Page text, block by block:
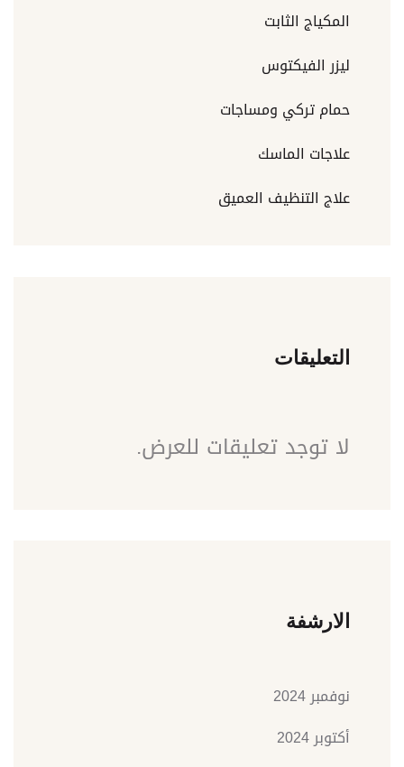
المكياج الثابت
ليزر الفيكتوس
حمام تركي ومساجات
علاجات الماسك
علاج التنظيف العميق
التعليقات
لا توجد تعليقات للعرض.
الارشفة
نوفمبر 2024
أكتوبر 2024